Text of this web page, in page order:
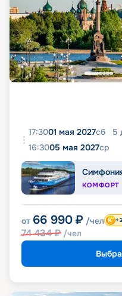
17:3001 мая 2027сб 5
16:3005 мая 2027ср
КОМФОРТ
от 66 990 ₽ /чел
74 434₽ /чел